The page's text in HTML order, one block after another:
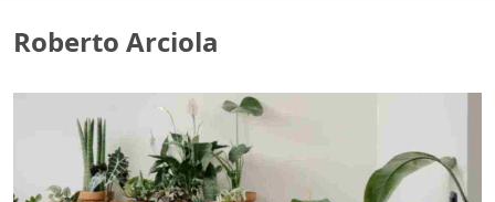
Roberto Arciola